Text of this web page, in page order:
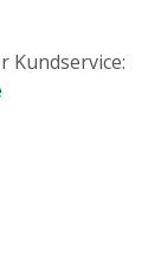
Kundservice: